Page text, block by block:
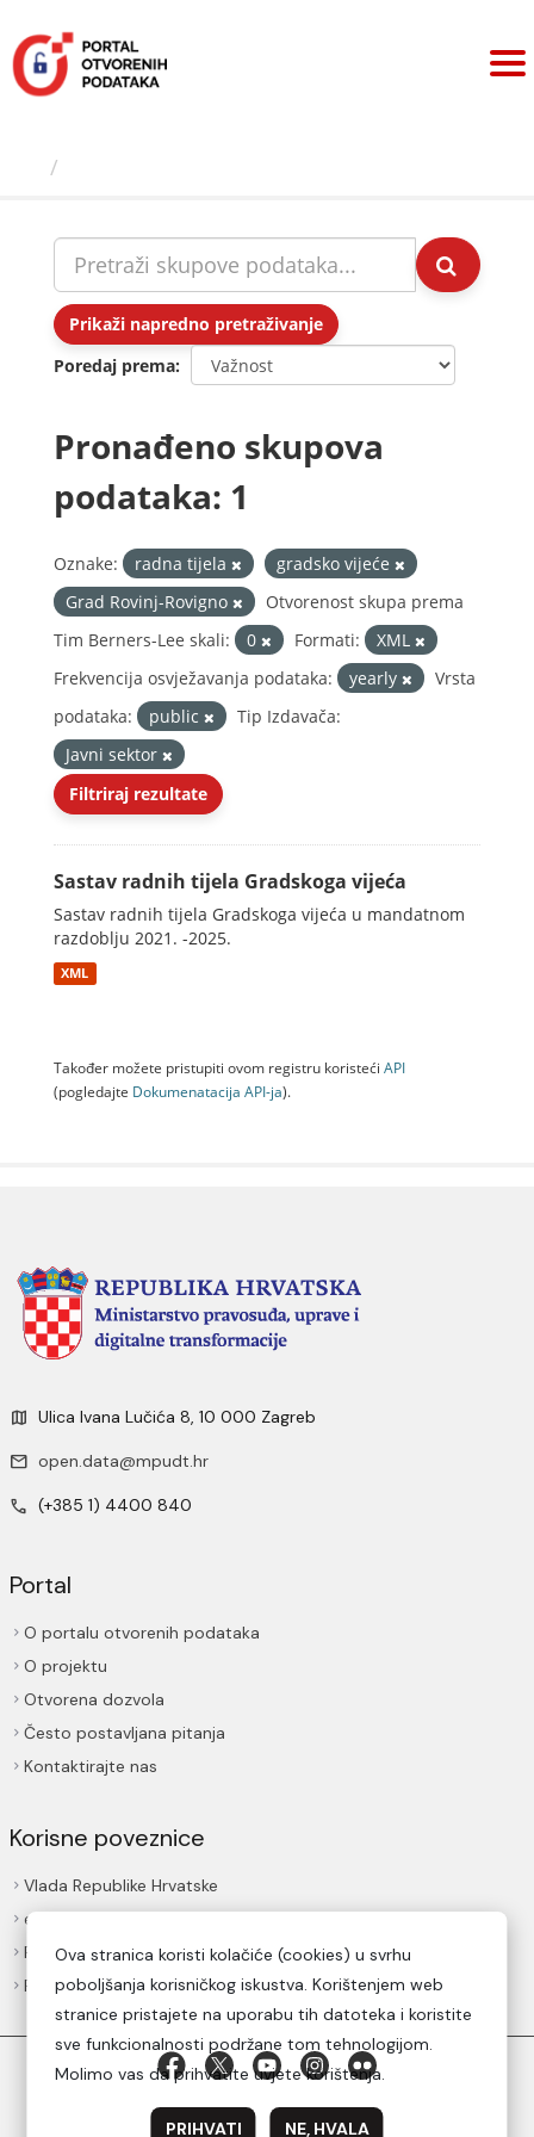
sadržaj
Prikaži napredno pretraživanje
Poredaj prema
Pronađeno skupova
podataka: 1
Oznake: radna tijela
gradsko vijeće
Grad Rovinj-Rovigno
Otvorenost skupa prema
Tim Berners-Lee skali:
0 Formati:
XML
Frekvencija osvježavanja podataka:
yearly
Vrsta
podataka:
public
Tip Izdavača:
Javni sektor
Filtriraj rezultate
Sastav radnih tijela Gradskoga vijeća
Sastav radnih tijela Gradskoga vijeća u mandatnom
razdoblju 2021. -2025.
XML
Također možete pristupiti ovom registru koristeći API
(pogledajte Dokumenаtаcijа API-jа).